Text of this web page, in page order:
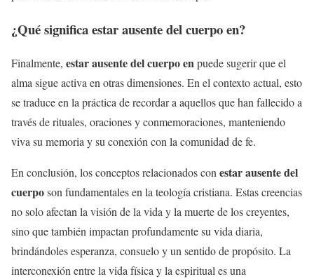
¿Qué significaestar ausente del cuerpo en?
Finalmente, estar ausente del cuerpo enpuede sugerir que el
alma sigue activa en otras dimensiones. En el contexto actual, esto
se traduce en la práctica de recordar a aquellos que han fallecido a
través de rituales, oraciones y conmemoraciones, manteniendo
viva su memoria y su conexión con la comunidad de fe.
En conclusión, los conceptos relacionados conestar ausente del
cuerposon fundamentales en la teología cristiana. Estas creencias
no solo afectan la visión de la vida y la muerte de los creyentes,
sino que también impactan profundamente su vida diaria,
brindándoles esperanza, consuelo y un sentido de propósito. La
interconexión entre la vida física y la espiritual es una